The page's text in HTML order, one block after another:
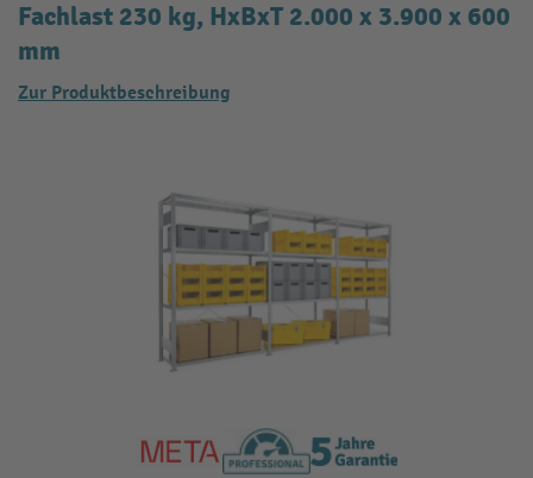
Fachlast 230 kg, HxBxT 2.000 x 3.900 x 600
mm
Zur Produktbeschreibung